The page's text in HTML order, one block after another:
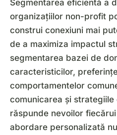
Segmentarea eficientă a
organizațiilor non-profit
construi conexiuni mai
de a maximiza impactul
segmentarea bazei de
caracteristicilor,
comportamentelor
comunicarea și
răspunde nevoilor
abordare personalizată